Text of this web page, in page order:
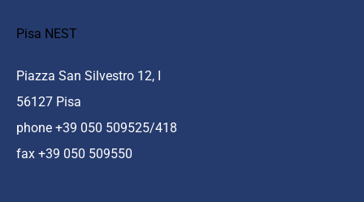
Pisa NEST
Piazza San Silvestro 12, I
56127 Pisa
phone +39 050 509525/418
fax +39 050 509550